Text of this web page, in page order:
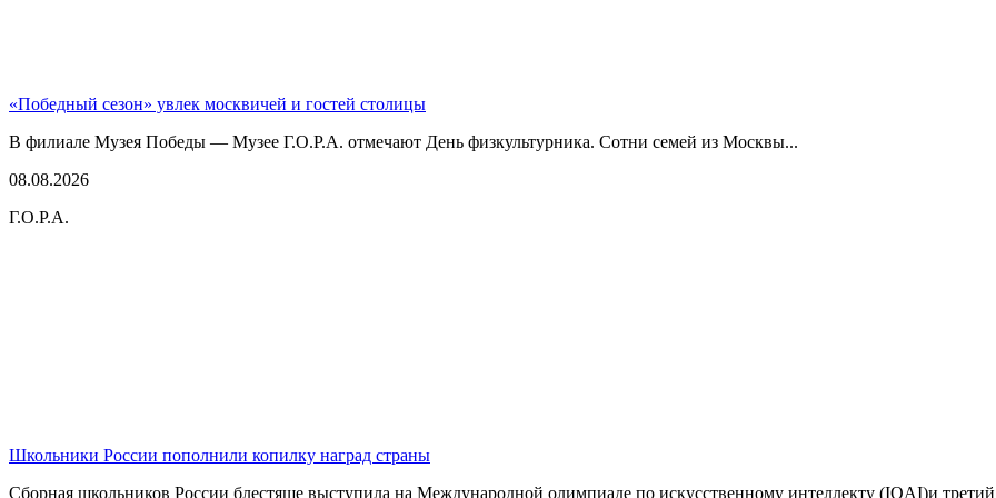
«Победный сезон» увлек москвичей и гостей столицы
В филиале Музея Победы — Музее Г.О.Р.А. отмечают День физкультурника. Сотни семей из Москвы...
08.08.2026
Г.О.Р.А.
Школьники России пополнили копилку наград страны
Сборная школьников России блестяще выступила на Международной олимпиаде по искусственному интеллекту (IOAI)и третий